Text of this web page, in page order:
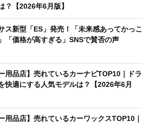
？【2026年6月版】
ス新型「ES」発売！「未来感あってかっこ
「価格が高すぎる」SNSで賛否の声
ー用品店】売れているカーナビTOP10｜ドラ
快適にする人気モデルは？【2026年6月
用品店】売れているカーワックスTOP10｜